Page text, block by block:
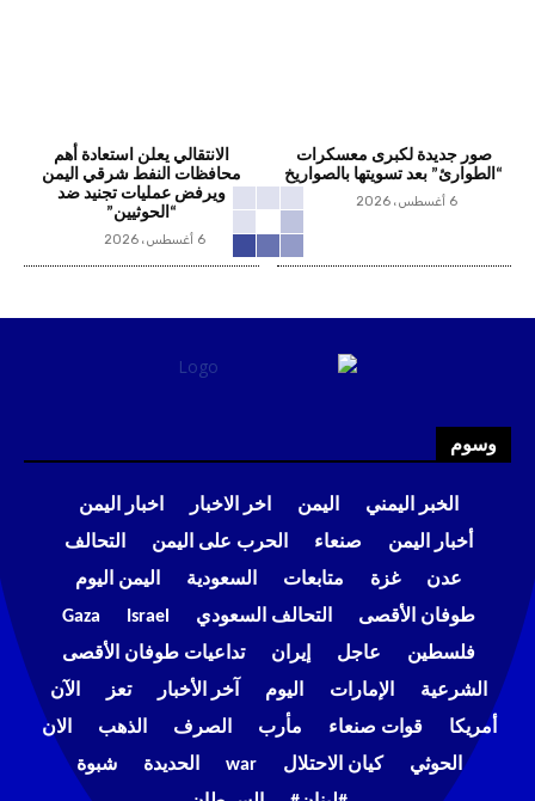
صور جديدة لكبرى معسكرات
“الطوارئ” بعد تسويتها بالصواريخ
6 أغسطس، 2026
الانتقالي يعلن استعادة أهم
محافظات النفط شرقي اليمن
ويرفض عمليات تجنيد ضد
“الحوثيين”
6 أغسطس، 2026
وسوم
الخبر اليمني اليمن اخر الاخبار
اخبار اليمن
أخبار اليمن
صنعاء الحرب على اليمن
التحالف
عدن
غزة متابعات السعودية
اليمن اليوم
طوفان الأقصى
التحالف السعودي Israel
Gaza
فلسطين
عاجل إيران
تداعيات طوفان الأقصى
الشرعية
الإمارات اليوم آخر الأخبار تعز
الآن
أمريكا
قوات صنعاء مأرب الصرف الذهب
الان
الحوثي
كيان الاحتلال war الحديدة
شبوة